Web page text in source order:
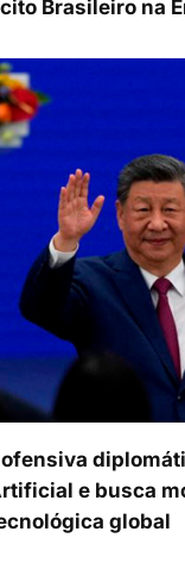
Brasileiro na
e busca
global